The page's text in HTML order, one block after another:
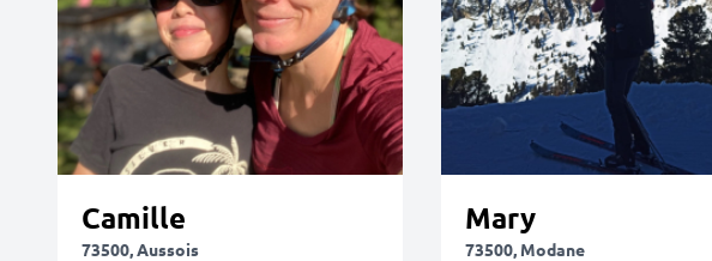
Camille
73500, Aussois
Mary
73500, Modane